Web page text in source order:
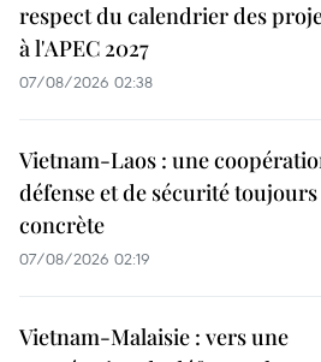
respect du calendrier des
à l'APEC 2027
07/08/2026 02:38
Vietnam-Laos : une
défense et de sécurité
concrète
07/08/2026 02:19
Vietnam-Malaisie : vers une